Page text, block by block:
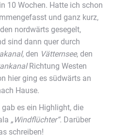
10 Wochen. Hatte ich schon
und ganz kurz,
nordwärts gesegelt,
sind dann quer durch
, den Vätternsee, den
Richtung Westen
hier ging es südwärts an
Hause.
es ein Highlight, die
„Windflüchter“. Darüber
schreiben!